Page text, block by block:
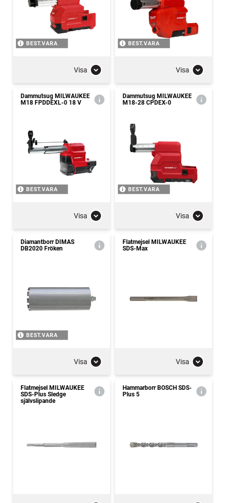
BEST.VARA
Visa
BEST.VARA
Visa
Dammutsug MILWAUKEE
M18 FPDDEXL-0 18 V
BEST.VARA
Visa
Dammutsug MILWAUKEE
M18-28 CPDEX-0
BEST.VARA
Visa
Diamantborr DIMAS
DB2020 Fröken
BEST.VARA
Visa
Flatmejsel MILWAUKEE
SDS-Max
Visa
Flatmejsel MILWAUKEE
SDS-Plus Sledge
självslipande
Hammarborr BOSCH SDS-
Plus 5